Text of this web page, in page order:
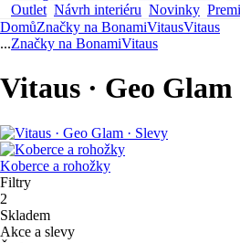
Outlet Návrh interiéru Novinky
DomůZnačky na BonamiVitausVitaus
...Značky na BonamiVitaus
Vitaus · Geo Glam
Koberce a rohožky
Filtry
2
Skladem
Akce a slevy